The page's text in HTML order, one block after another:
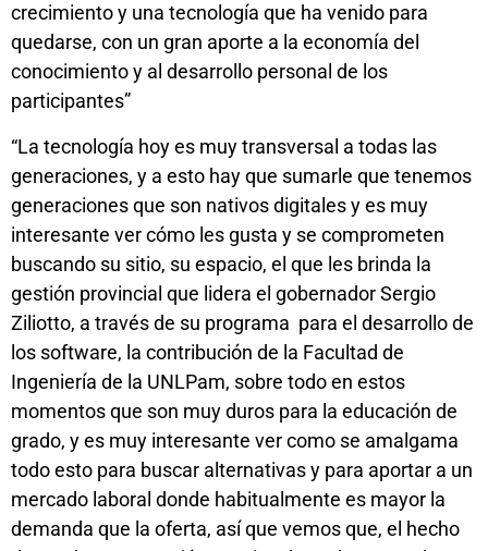
crecimiento y una tecnología que ha venido para
quedarse, con un gran aporte a la economía del
conocimiento y al desarrollo personal de los
participantes”
“La tecnología hoy es muy transversal a todas las
generaciones, y a esto hay que sumarle que tenemos
generaciones que son nativos digitales y es muy
interesante ver cómo les gusta y se comprometen
buscando su sitio, su espacio, el que les brinda la
gestión provincial que lidera el gobernador Sergio
Ziliotto, a través de su programa para el desarrollo de
los software, la contribución de la Facultad de
Ingeniería de la UNLPam, sobre todo en estos
momentos que son muy duros para la educación de
grado, y es muy interesante ver como se amalgama
todo esto para buscar alternativas y para aportar a un
mercado laboral donde habitualmente es mayor la
demanda que la oferta, así que vemos que, el hecho